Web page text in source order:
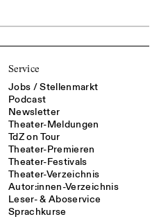
Service
Jobs / Stellenmarkt
Podcast
Newsletter
Theater-Meldungen
TdZ on Tour
Theater-Premieren
Theater-Festivals
Theater-Verzeichnis
Autor:innen-Verzeichnis
Leser- & Aboservice
Sprachkurse